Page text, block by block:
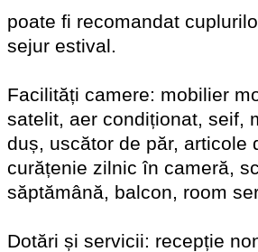
poate fi recomandat
sejur estival.
Facilități camere: mobilier
satelit, aer condiționat, seif,
duș, uscător de păr, articole
curățenie zilnic în cameră,
săptămână, balcon, room
Dotări și servicii: recepție